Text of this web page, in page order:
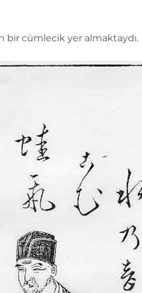
bir cümlecik yer almaktaydı.